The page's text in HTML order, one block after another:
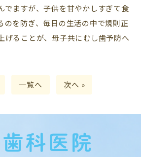
ますが、子供を甘やかしすぎて食
のを防ぎ、毎日の生活の中で規則正
げることが、母子共にむし歯予防へ
一覧へ 次へ »